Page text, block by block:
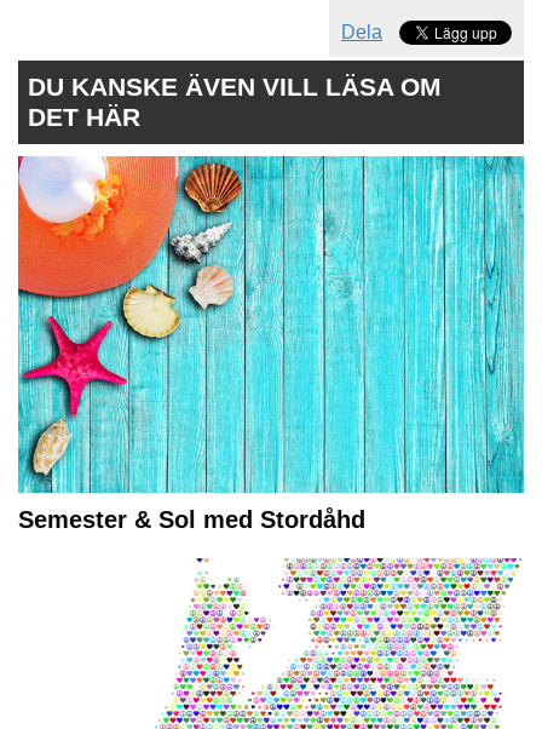
Dela
DU KANSKE ÄVEN VILL LÄSA OM
DET HÄR
Semester & Sol med Stordåhd